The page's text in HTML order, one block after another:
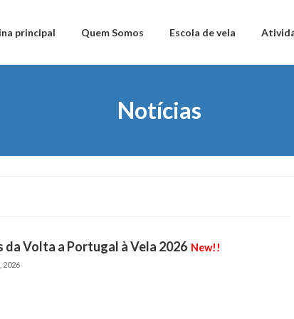
principal Quem Somos Escola de vela
Notícias
da Volta a Portugal à Vela 2026 New!!
2026